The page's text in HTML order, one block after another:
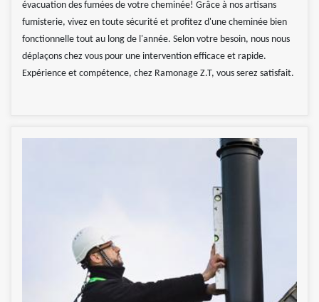
évacuation des fumées de votre cheminée! Grâce à nos artisans
fumisterie, vivez en toute sécurité et profitez d'une cheminée bien
fonctionnelle tout au long de l'année. Selon votre besoin, nous nous
déplaçons chez vous pour une intervention efficace et rapide.
Expérience et compétence, chez Ramonage Z.T, vous serez satisfait.